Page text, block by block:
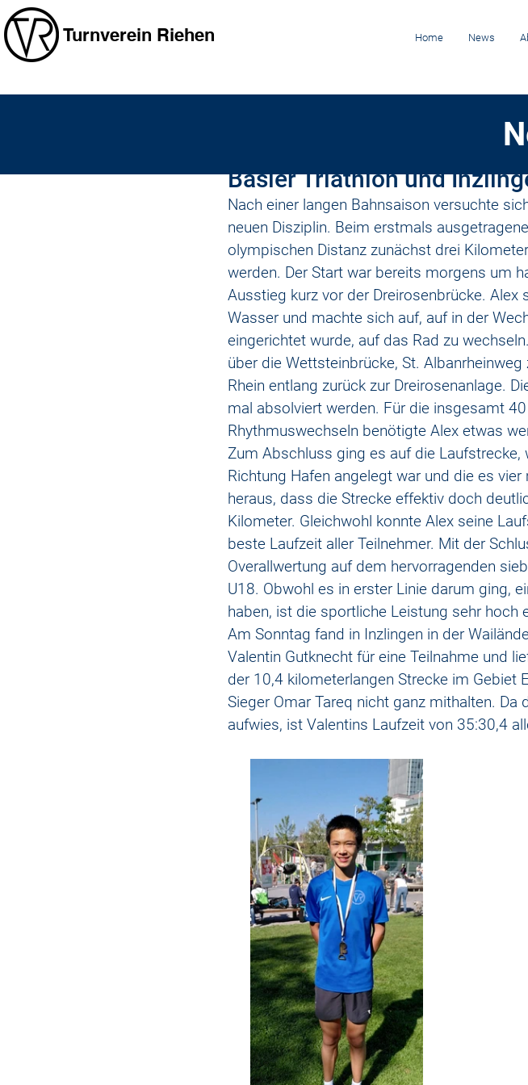
Turnverein Riehen Home News
Basler Triathlon und
Nach einer langen Bahnsaison versuchte
neuen Disziplin. Beim erstmals
olympischen Distanz zunächst drei
werden. Der Start war bereits morgens um
Ausstieg kurz vor der Dreirosenbrücke.
Wasser und machte sich auf, auf in der
eingerichtet wurde, auf das Rad zu
über die Wettsteinbrücke, St.
Rhein entlang zurück zur Dreirosenanlage.
mal absolviert werden. Für die insgesamt
Rhythmuswechseln benötigte Alex etwas
Zum Abschluss ging es auf die Laufstrecke,
Richtung Hafen angelegt war und die es
heraus, dass die Strecke effektiv doch
Kilometer. Gleichwohl konnte Alex seine
beste Laufzeit aller Teilnehmer. Mit der
Overallwertung auf dem hervorragenden
U18. Obwohl es in erster Linie darum ging,
haben, ist die sportliche Leistung sehr hoch
Am Sonntag fand in Inzlingen in der
Valentin Gutknecht für eine Teilnahme und
der 10,4 kilometerlangen Strecke im Gebiet
Sieger Omar Tareq nicht ganz mithalten.
aufwies, ist Valentins Laufzeit von 35:30,4